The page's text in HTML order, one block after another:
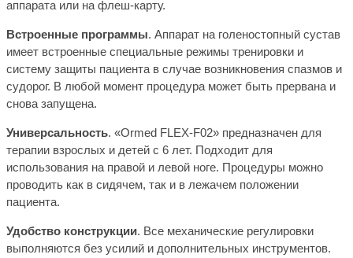
аппарата или на флеш-карту.
Встроенные программы. Аппарат на голеностопный сустав
имеет встроенные специальные режимы тренировки и
систему защиты пациента в случае возникновения спазмов и
судорог. В любой момент процедура может быть прервана и
снова запущена.
Универсальность. «Ormed FLEX-F02» предназначен для
терапии взрослых и детей с 6 лет. Подходит для
использования на правой и левой ноге. Процедуры можно
проводить как в сидячем, так и в лежачем положении
пациента.
Удобство конструкции. Все механические регулировки
выполняются без усилий и дополнительных инструментов.